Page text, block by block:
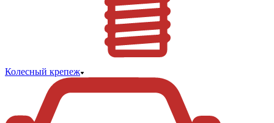
Колесный крепеж